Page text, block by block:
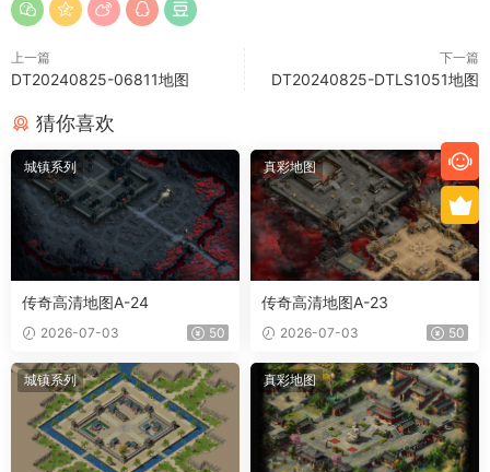
上一篇
DT20240825-06811地图
下一篇
DT20240825-DTLS1051地图
猜你喜欢
城镇系列
传奇高清地图A-24
2026-07-03 50
真彩地图
传奇高清地图A-23
2026-07-03 50
城镇系列 真彩地图